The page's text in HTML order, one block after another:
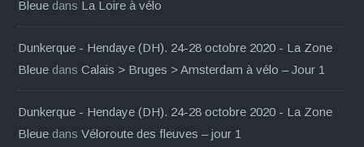
Bleue dans La Loire à vélo
Dunkerque - Hendaye (DH). 24-28 octobre 2020 - La Zone
Bleue dansCalais > Bruges > Amsterdam à vélo – Jour 1
Dunkerque - Hendaye (DH). 24-28 octobre 2020 - La Zone
Bleue dansVéloroute des fleuves – jour 1